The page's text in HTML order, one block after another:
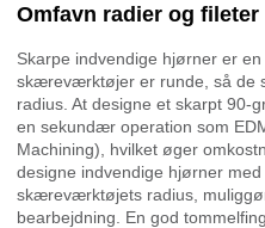
Omfavn radier og fileter
Skarpe indvendige hjørner er
skæreværktøjer er runde, så de
radius. At designe et skarpt
en sekundær operation som
Machining), hvilket øger
designe indvendige hjørner
skæreværktøjets radius,
bearbejdning. En god